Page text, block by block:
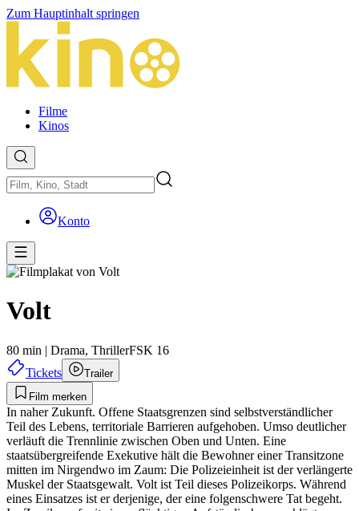
Zum Hauptinhalt springen
Filme
Kinos
Konto
Volt
80 min | Drama, ThrillerFSK 16
Tickets
Trailer
Film merken
In naher Zukunft. Offene Staatsgrenzen sind selbstverständlicher
Teil des Lebens, territoriale Barrieren aufgehoben. Umso deutlicher
verläuft die Trennlinie zwischen Oben und Unten. Eine
staatsübergreifende Exekutive hält die Bewohner einer Transitzone
mitten im Nirgendwo im Zaum: Die Polizeieinheit ist der verlängerte
Muskel der Staatsgewalt. Volt ist Teil dieses Polizeikorps. Während
eines Einsatzes ist er derjenige, der eine folgenschwere Tat begeht.